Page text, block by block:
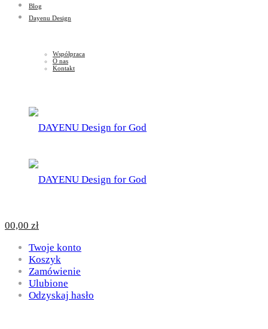
Blog
Dayenu Design
Współpraca
O nas
Kontakt
00,00 zł
Twoje konto
Koszyk
Zamówienie
Ulubione
Odzyskaj hasło